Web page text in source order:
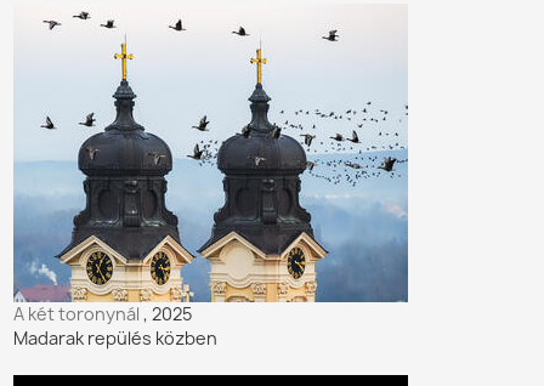
A két toronynál, 2025
Madarak repülés közben